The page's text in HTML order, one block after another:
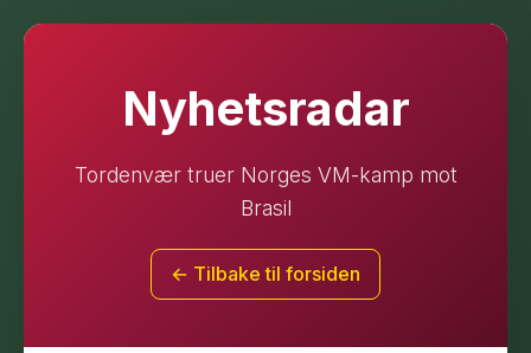
Nyhetsradar
Tordenvær truer Norges VM-kamp mot
Brasil
← Tilbake til forsiden